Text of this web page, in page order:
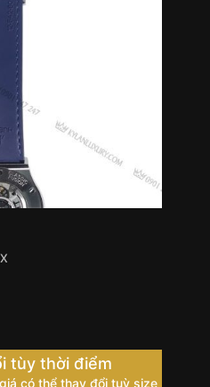
tùy thời điểm
có thể thay đổi tuỳ size